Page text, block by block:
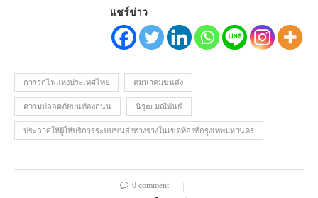
แชร์ข่าว
การรถไฟแห่งประเทศไทย คมนาคมขนส่ง
ความปลอดภัยบนท้องถนน นิรุฒ มณีพันธ์
ประกาศให้ผู้ให้บริการระบบขนส่งทางรางในเขตท้องที่กรุงเทพมหานคร
0 comment